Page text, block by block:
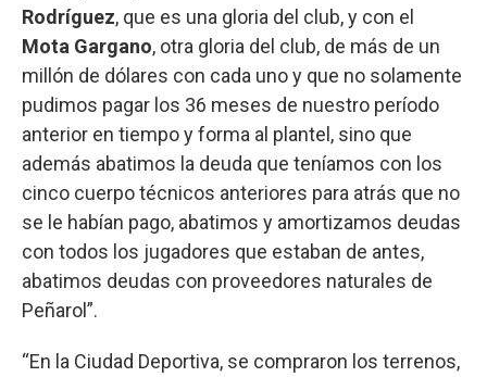
Rodríguez, que es una gloria del club, y con el
Mota Gargano, otra gloria del club, de más de un
millón de dólares con cada uno y que no solamente
pudimos pagar los 36 meses de nuestro período
anterior en tiempo y forma al plantel, sino que
además abatimos la deuda que teníamos con los
cinco cuerpo técnicos anteriores para atrás que no
se le habían pago, abatimos y amortizamos deudas
con todos los jugadores que estaban de antes,
abatimos deudas con proveedores naturales de
Peñarol”.
“En la Ciudad Deportiva, se compraron los terrenos,